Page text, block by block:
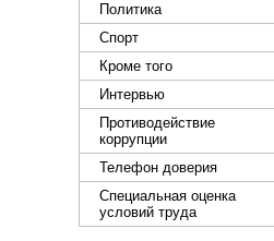
Политика
Спорт
Кроме того
Интервью
Противодействие
коррупции
Телефон доверия
Специальная оценка
условий труда